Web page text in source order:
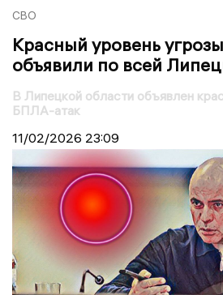
СВО
Красный уровень
объявили по всей
В Липецкой области объявлен
БПЛА-атак
11/02/2026 23:09